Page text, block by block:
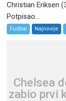
Christian Eriksen
Potpisao...
Fudbal Najnovije
Chelsea
zabio prvi